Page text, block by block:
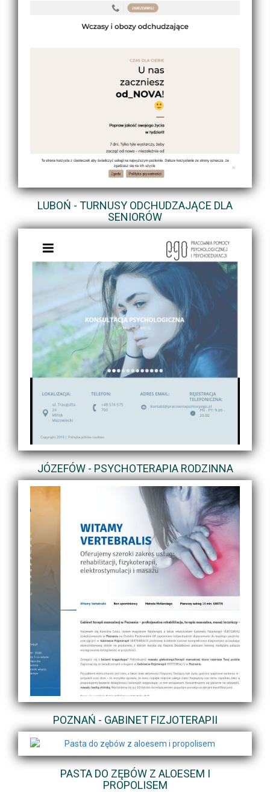
LUBOŃ - TURNUSY ODCHUDZAJĄCE DLA
SENIORÓW
JÓZEFÓW - PSYCHOTERAPIA RODZINNA
POZNAŃ - GABINET FIZJOTERAPII
PASTA DO ZĘBÓW Z ALOESEM I
PROPOLISEM